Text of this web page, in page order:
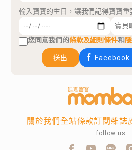
輸入寶寶的生日，讓我們記得寶寶重
您同意我們的條款及細則條件和
送出 Facebook
關於我們全站條款訂閱雜誌
follow us